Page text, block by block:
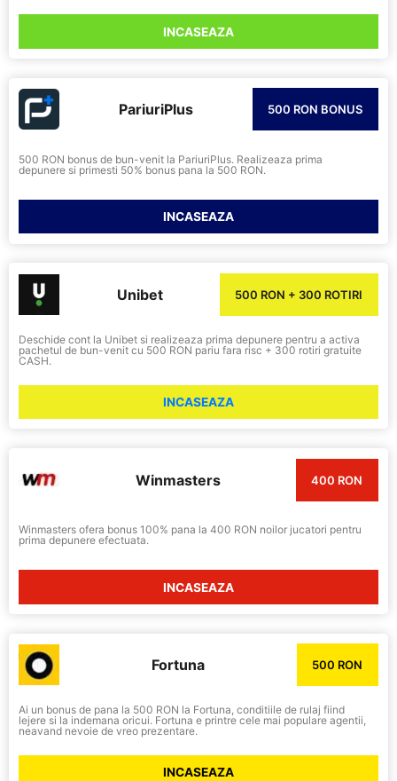
INCASEAZA
PariuriPlus 500 RON BONUS
500 RON bonus de bun-venit la PariuriPlus. Realizeaza prima
depunere si primesti 50% bonus pana la 500 RON.
INCASEAZA
Unibet 500 RON + 300 ROTIRI
Deschide cont la Unibet si realizeaza prima depunere pentru a activa
pachetul de bun-venit cu 500 RON pariu fara risc + 300 rotiri gratuite
CASH.
INCASEAZA
Winmasters 400 RON
Winmasters ofera bonus 100% pana la 400 RON noilor jucatori pentru
prima depunere efectuata.
INCASEAZA
Fortuna 500 RON
Ai un bonus de pana la 500 RON la Fortuna, conditiile de rulaj fiind
lejere si la indemana oricui. Fortuna e printre cele mai populare agentii,
neavand nevoie de vreo prezentare.
INCASEAZA